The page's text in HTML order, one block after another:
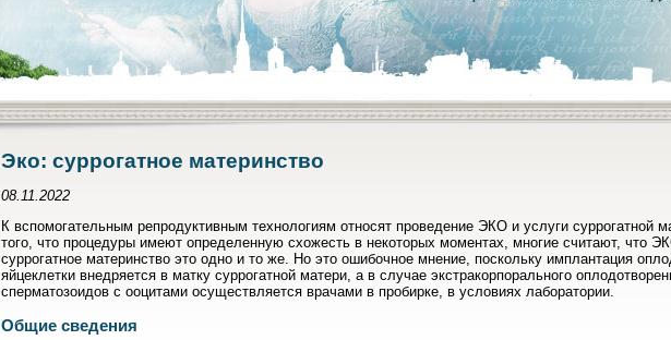
Эко: суррогатное материнство
08.11.2022
К вспомогательным репродуктивным технологиям относят проведение ЭКО и услуги суррогатной
того, что процедуры имеют определенную схожесть в некоторых моментах, многие считают, что
суррогатное материнство это одно и то же. Но это ошибочное мнение, поскольку имплантация
яйцеклетки внедряется в матку суррогатной матери, а в случае экстракорпорального
сперматозоидов с ооцитами осуществляется врачами в пробирке, в условиях лаборатории.
Общие сведения